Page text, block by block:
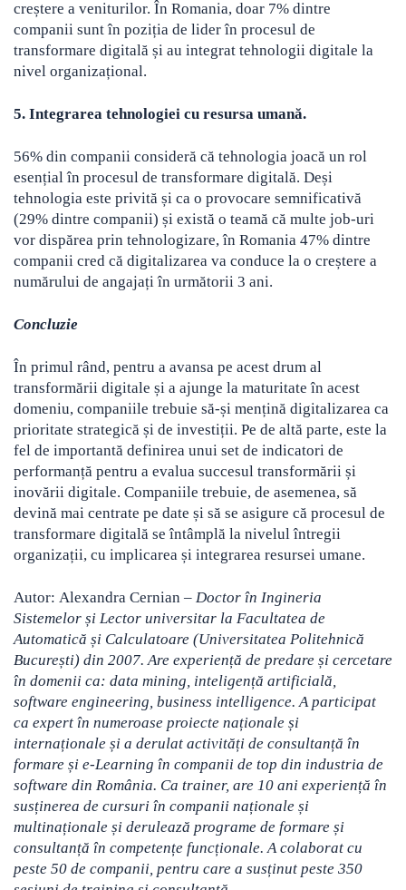
creștere a veniturilor. În Romania, doar 7% dintre
companii sunt în poziția de lider în procesul de
transformare digitală și au integrat tehnologii digitale la
nivel organizațional.
5. Integrarea tehnologiei cu resursa umană.
56% din companii consideră că tehnologia joacă un rol
esențial în procesul de transformare digitală. Deși
tehnologia este privită și ca o provocare semnificativă
(29% dintre companii) și există o teamă că multe job-uri
vor dispărea prin tehnologizare, în Romania 47% dintre
companii cred că digitalizarea va conduce la o creștere a
numărului de angajați în următorii 3 ani.
Concluzie
În primul rând, pentru a avansa pe acest drum al
transformării digitale și a ajunge la maturitate în acest
domeniu, companiile trebuie să-și mențină digitalizarea ca
prioritate strategică și de investiții. Pe de altă parte, este la
fel de importantă definirea unui set de indicatori de
performanță pentru a evalua succesul transformării și
inovării digitale. Companiile trebuie, de asemenea, să
devină mai centrate pe date și să se asigure că procesul de
transformare digitală se întâmplă la nivelul întregii
organizații, cu implicarea și integrarea resursei umane.
Autor: Alexandra Cernian – Doctor în Ingineria
Sistemelor și Lector universitar la Facultatea de
Automatică și Calculatoare (Universitatea Politehnică
București) din 2007. Are experiență de predare și cercetare
în domenii ca: data mining, inteligență artificială,
software engineering, business intelligence. A participat
ca expert în numeroase proiecte naționale și
internaționale și a derulat activități de consultanță în
formare și e-Learning în companii de top din industria de
software din România. Ca trainer, are 10 ani experiență în
susținerea de cursuri în companii naționale și
multinaționale și derulează programe de formare și
consultanță în competențe funcționale. A colaborat cu
peste 50 de companii, pentru care a susținut peste 350